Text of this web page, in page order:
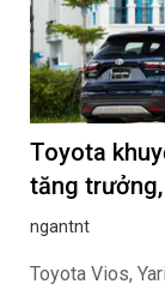
Toyota
tăng
ngantnt
Toyota Vios,